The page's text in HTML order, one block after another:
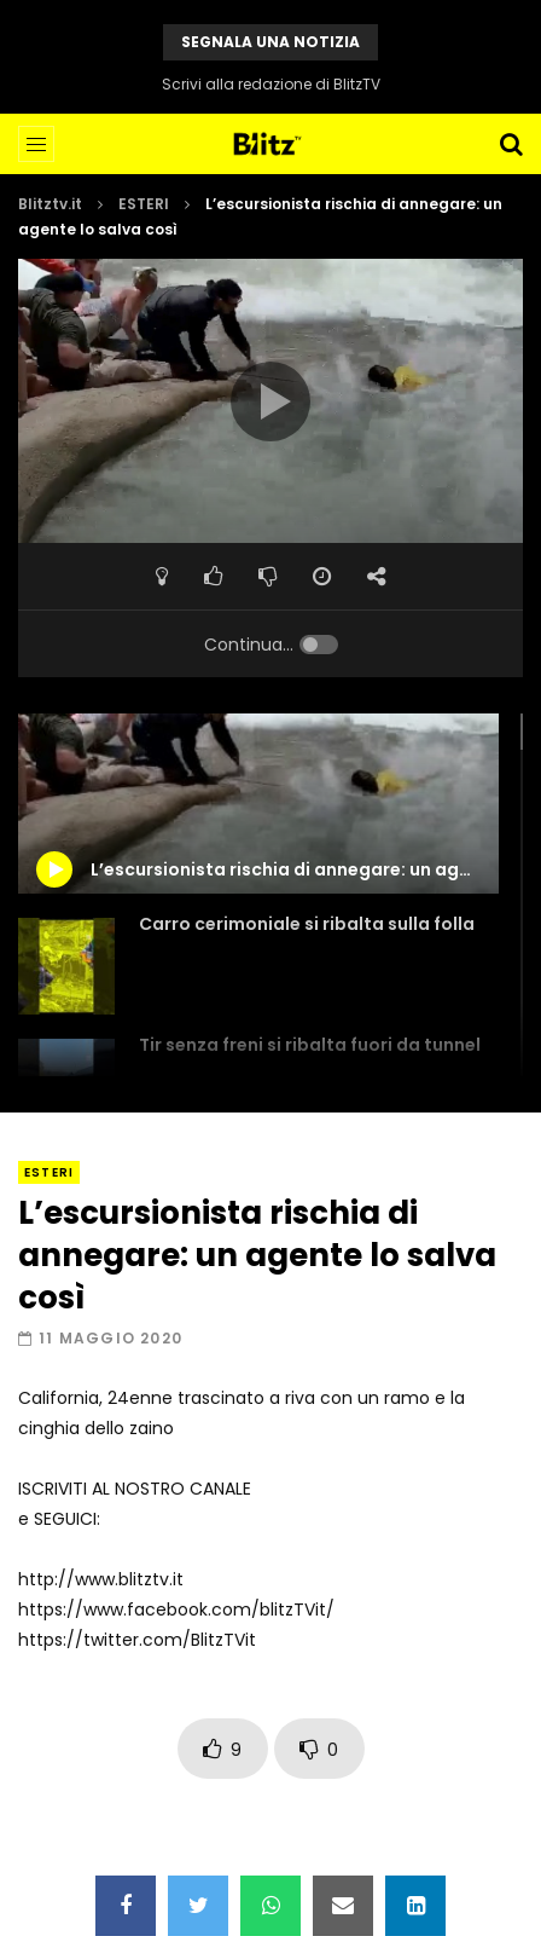
SEGNALA UNA NOTIZIA
Scrivi alla redazione di BlitzTV
Blitztv.it ESTERI
L’escursionista rischia di annegare: un
agente lo salva così
Continua...
L’escursionista rischia di annegare: un agente lo salva così
Carro cerimoniale si ribalta sulla folla
Tir senza freni si ribalta fuori da tunnel
Record di baci in 30 secondi
Auto coperta dal letame dopo
Nei casinò arriva il cambio oro
Esplode cabina elettrica sotterranea
ESTERI
L’escursionista rischia di
annegare: un agente lo salva
così
11 MAGGIO 2020
California, 24enne trascinato a riva con un ramo e la
cinghia dello zaino
ISCRIVITI AL NOSTRO CANALE
e SEGUICI:
http://www.blitztv.it
https://www.facebook.com/blitzTVit/
https://twitter.com/BlitzTVit
9 0